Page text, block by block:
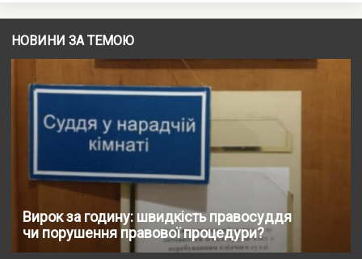
НОВИНИ ЗА ТЕМОЮ
Вирок за годину: швидкість правосуддя
чи порушення правової процедури?